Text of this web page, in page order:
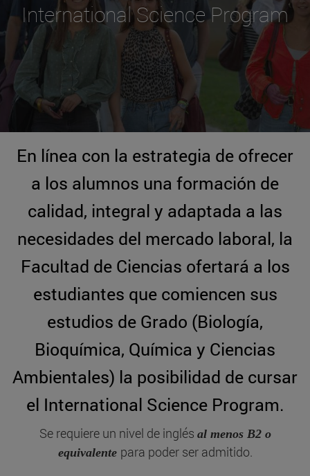
International Science Program
En línea con la estrategia de ofrecer
a los alumnos una formación de
calidad, integral y adaptada a las
necesidades del mercado laboral, la
Facultad de Ciencias ofertará a los
estudiantes que comiencen sus
estudios de Grado (Biología,
Bioquímica, Química y Ciencias
Ambientales) la posibilidad de cursar
el International Science Program.
Se requiere un nivel de inglés al menos B2 o
equivalente para poder ser admitido.